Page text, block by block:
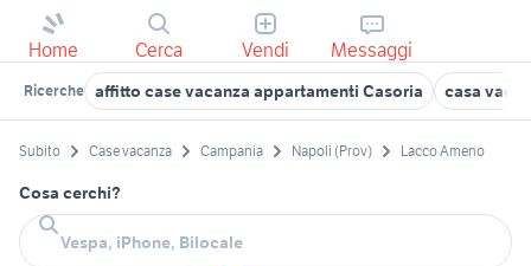
Home Cerca Vendi Messaggi
Ricerche affitto case vacanza appartamenti Casoria casa
Subito Case vacanza Campania Napoli (Prov) Lacco Ameno
Cosa cerchi?